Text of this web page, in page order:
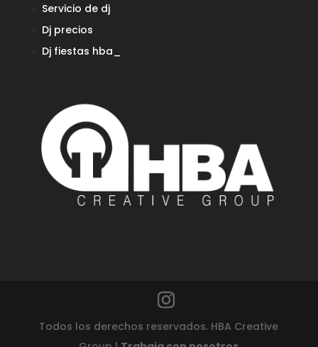
Servicio de dj
Dj precios
Dj fiestas hba_
Todos los derechos reservados. HBA Creative